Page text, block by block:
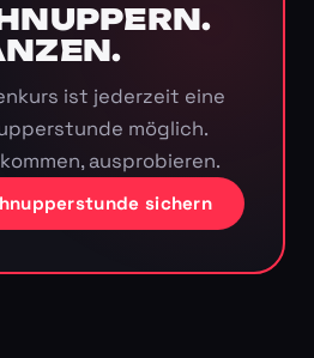
ist jederzeit eine
möglich.
ausprobieren.
sichern